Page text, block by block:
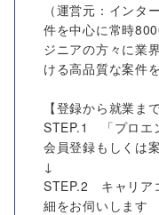
（運営元：インタ
件を中心に常時
ジニアの方々に業
ける高品質な案件
【登録から就業ま
STEP.1 「プロエ
会員登録もしくは
↓
STEP.2 キャリア
細をお伺いします